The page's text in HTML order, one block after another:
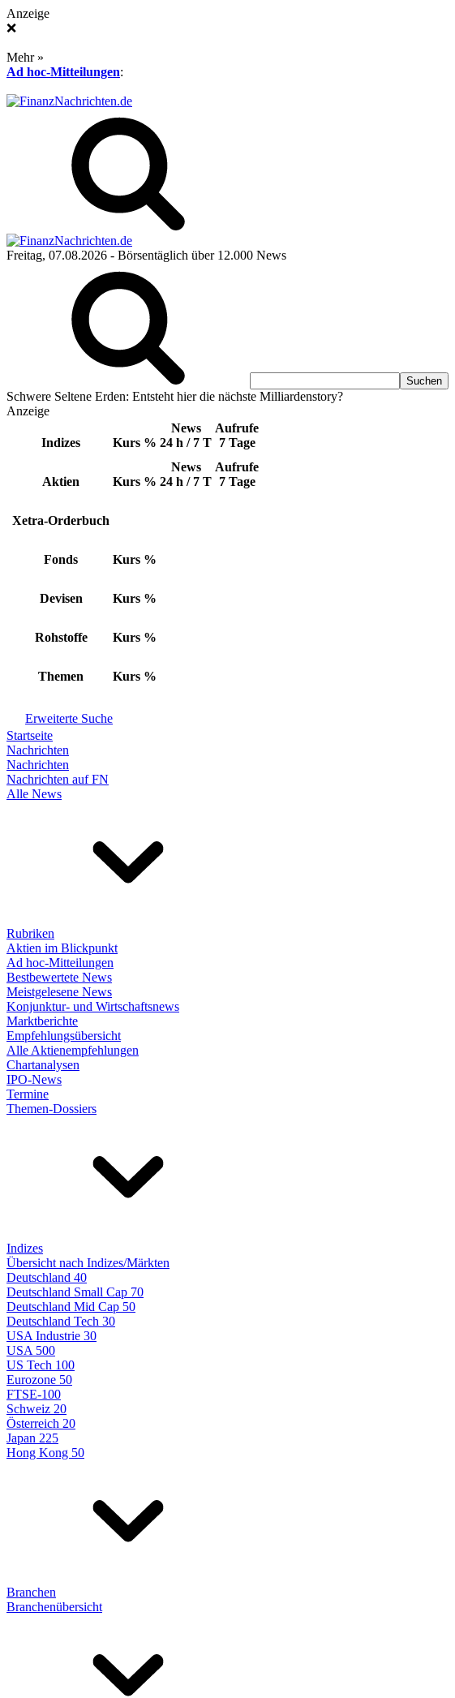
Anzeige
❌
Mehr »
Ad hoc-Mitteilungen:
Freitag, 07.08.2026 - Börsentäglich über 12.000 News
Schwere Seltene Erden: Entsteht hier die nächste Milliardenstory?
Anzeige
Indizes Kurs %
News
24 h / 7 T
Aufrufe
7 Tage
Aktien Kurs %
News
24 h / 7 T
Aufrufe
7 Tage
Xetra-Orderbuch
Fonds Kurs %
Devisen Kurs %
Rohstoffe Kurs %
Themen Kurs %
Erweiterte Suche
Startseite
Nachrichten
Nachrichten
Nachrichten auf FN
Alle News
Rubriken
Aktien im Blickpunkt
Ad hoc-Mitteilungen
Bestbewertete News
Meistgelesene News
Konjunktur- und Wirtschaftsnews
Marktberichte
Empfehlungsübersicht
Alle Aktienempfehlungen
Chartanalysen
IPO-News
Termine
Themen-Dossiers
Indizes
Übersicht nach Indizes/Märkten
Deutschland 40
Deutschland Small Cap 70
Deutschland Mid Cap 50
Deutschland Tech 30
USA Industrie 30
USA 500
US Tech 100
Eurozone 50
FTSE-100
Schweiz 20
Österreich 20
Japan 225
Hong Kong 50
Branchen
Branchenübersicht